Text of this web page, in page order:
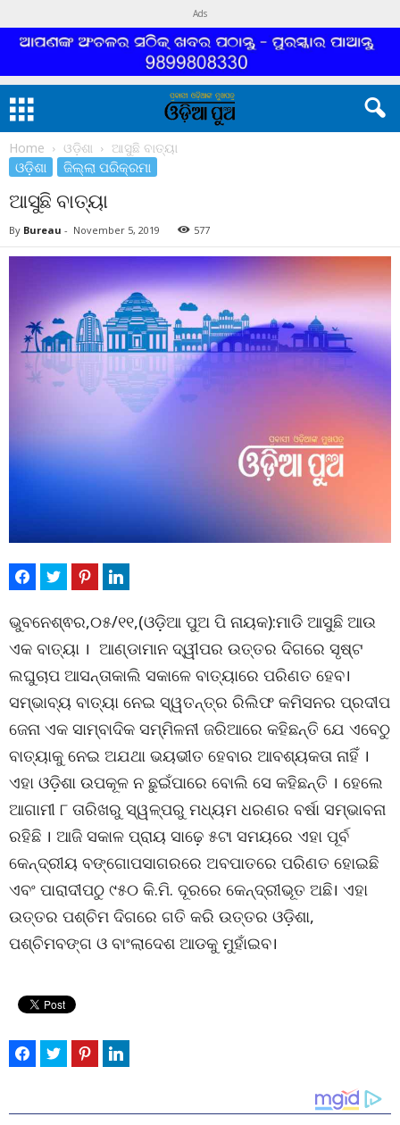
Ads
Home ଓଡ଼ିଶା ଆସୁଛି ବାତ୍ୟା
ଓଡ଼ିଶା ଜିଲ୍ଲା ପରିକ୍ରମା
ଆସୁଛି ବାତ୍ୟା
By Bureau - November 5, 2019 577
ଭୁବନେଶ୍ଵର,୦୫/୧୧,(ଓଡ଼ିଆ ପୁଅ ପି ନାୟକ):ମାଡି ଆସୁଛି ଆଉ
ଏକ ବାତ୍ୟା । ଆଣ୍ଡାମାନ ଦ୍ୱୀପର ଉତ୍ତର ଦିଗରେ ସୃଷ୍ଟ
ଲଘୁଚାପ ଆସନ୍ତାକାଲି ସକାଳେ ବାତ୍ୟାରେ ପରିଣତ ହେବ।
ସମ୍ଭାବ୍ୟ ବାତ୍ୟା ନେଇ ସ୍ୱତନ୍ତ୍ର ରିଲିଫ କମିସନର ପ୍ରଦୀପ
ଜେନା ଏକ ସାମ୍ବାଦିକ ସମ୍ମିଳନୀ ଜରିଆରେ କହିଛନ୍ତି ଯେ ଏବେଠୁ
ବାତ୍ୟାକୁ ନେଇ ଅଯଥା ଭୟଭୀତ ହେବାର ଆବଶ୍ୟକତା ନାହିଁ ।
ଏହା ଓଡ଼ିଶା ଉପକୂଳ ନ ଛୁଇଁପାରେ ବୋଲି ସେ କହିଛନ୍ତି । ହେଲେ
ଆଗାମୀ ୮ ତାରିଖରୁ ସ୍ୱଳ୍ପରୁ ମଧ୍ୟମ ଧରଣର ବର୍ଷା ସମ୍ଭାବନା
ରହିଛି । ଆଜି ସକାଳ ପ୍ରାୟ ସାଢ଼େ ୫ଟା ସମୟରେ ଏହା ପୂର୍ବ
କେନ୍ଦ୍ରୀୟ ବଙ୍ଗୋପସାଗରରେ ଅବପାତରେ ପରିଣତ ହୋଇଛି
ଏବଂ ପାରାଦୀପଠୁ ୯୫୦ କି.ମି. ଦୂରରେ କେନ୍ଦ୍ରୀଭୂତ ଅଛି। ଏହା
ଉତ୍ତର ପଶ୍ଚିମ ଦିଗରେ ଗତି କରି ଉତ୍ତର ଓଡ଼ିଶା,
ପଶ୍ଚିମବଙ୍ଗ ଓ ବାଂଲାଦେଶ ଆଡକୁ ମୁହାଁଇବ।